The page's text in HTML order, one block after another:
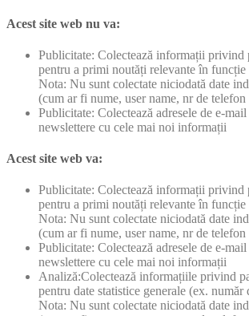
Acest site web nu va:
Publicitate: Colectează informații privind
pentru a primi noutăți relevante în funcție
Nota: Nu sunt colectate niciodată date
(cum ar fi nume, user name, nr de telefon
Publicitate: Colectează adresele de e-
newslettere cu cele mai noi informații
Acest site web va:
Publicitate: Colectează informații privind
pentru a primi noutăți relevante în funcție
Nota: Nu sunt colectate niciodată date
(cum ar fi nume, user name, nr de telefon
Publicitate: Colectează adresele de e-
newslettere cu cele mai noi informații
Analiză:Colectează informațiile privind
pentru date statistice generale (ex.
Nota: Nu sunt colectate niciodată date